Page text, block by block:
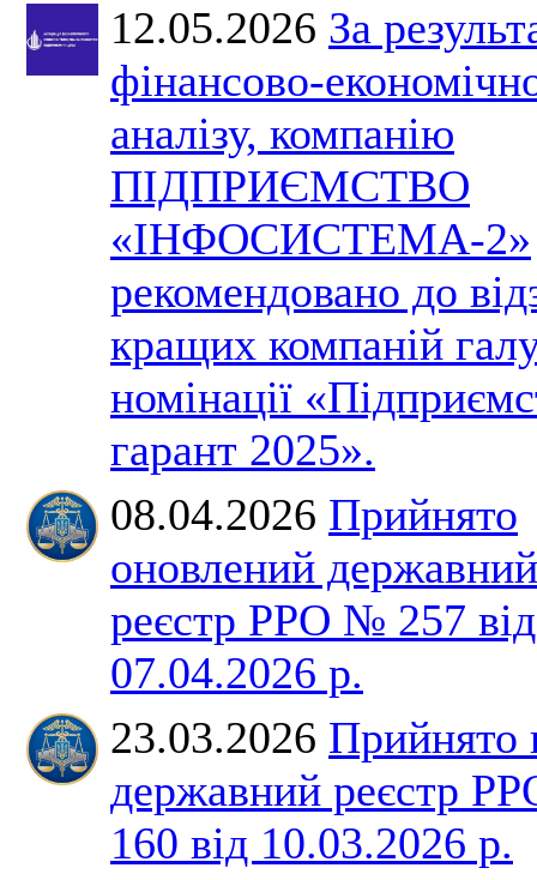
12.05.2026 За
фінансово-
аналізу, компанію
ПІДПРИЄМСТВО
«ІНФОСИСТЕМА-2»
рекомендовано до
кращих компаній
номінації
гарант 2025».
08.04.2026 Прийнято
оновлений державний
реєстр РРО № 257 від
07.04.2026 р.
23.03.2026 Прийнято
державний реєстр
160 від 10.03.2026 р.